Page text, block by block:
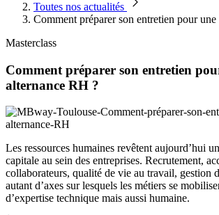
Toutes nos actualités
Comment préparer son entretien pour
Masterclass
Comment préparer son entretien
alternance RH ?
Les ressources humaines revêtent aujourd’hui
capitale au sein des entreprises. Recrutement,
collaborateurs, qualité de vie au travail, gestion
autant d’axes sur lesquels les métiers se
d’expertise technique mais aussi humaine.